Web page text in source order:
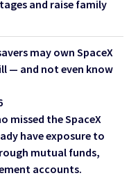
and raise family
may own SpaceX
— and not even know
missed the SpaceX
have exposure to
mutual funds,
accounts.